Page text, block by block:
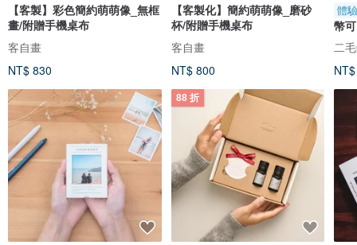
【客製】彩色簡約萌萌像_無框
畫/附贈手機桌布
客自畫
NT$ 830
【客製化】簡約萌萌像_磨砂
杯/附贈手機桌布
客自畫
NT$ 800
88 折
體
幣
聖
二